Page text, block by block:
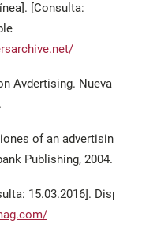
[Consulta:
Avdertising. Nueva York:
of an advertising
Publishing, 2004.
15.03.2016].